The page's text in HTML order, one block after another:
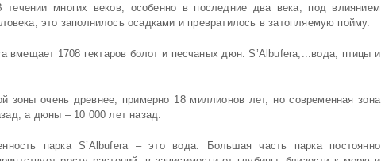
течении многих веков, особенно в последние два века, под влиянием
это заполнилось осадками и превратилось в затопляемую пойму.
вмещает 1708 гектаров болот и песчаных дюн. S’Albufera,...вода, птицы и
зоны очень древнее, примерно 18 миллионов лет, но современная зона
а дюны – 10 000 лет назад.
парка S’Albufera – это вода. Большая часть парка постоянно